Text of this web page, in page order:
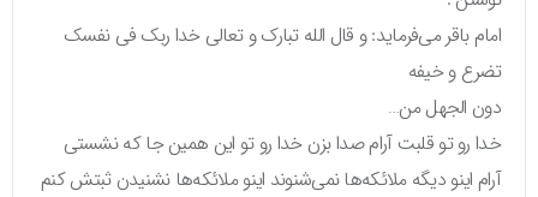
امام باقر می‌فرماید: و قال الله تبارک و تعالی خدا ربک فی نفسک
تضرع و خیفه
دون الجهل من…
خدا رو تو قلبت آرام صدا بزن خدا رو تو این همین جا که نشستی
آرام اینو دیگه ملائکه‌ها نمی‌شنوند اینو ملائکه‌ها نشنیدن ثبتش کنم